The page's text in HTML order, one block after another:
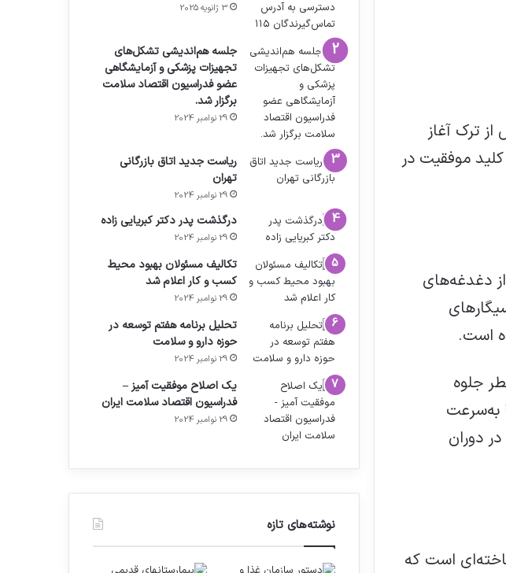
ترک آغاز
موفقیت در
دغدغه‌های
است.
جلوه
به‌سرعت
دوران
است که
3 ژانویه 2025
جلسه هم‌اندیشی تشکل‌های
تجهیزات پزشکی و آزمایشگاهی
عضو فدراسیون اقتصاد سلامت
برگزار شد.
29 نوامبر 2024
ریاست جدید اتاق بازرگانی
تهران
29 نوامبر 2024
درگذشت پدر دکتر کبریایی زاده
29 نوامبر 2024
تکالیف مسئولان بهبود محیط
کسب و کار اعلام شد
29 نوامبر 2024
تحلیل برنامه هفتم توسعه در
حوزه دارو و سلامت
29 نوامبر 2024
یک اصلاح موفقیت آمیز –
فدراسیون اقتصاد سلامت ایران
29 نوامبر 2024
نوشته‌های تازه